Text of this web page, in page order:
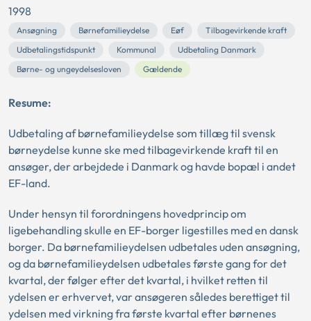
1998
Ansøgning Børnefamilieydelse Eøf
Tilbagevirkende kraft
Udbetalingstidspunkt
Kommunal
Udbetaling Danmark
Børne- og ungeydelsesloven
Gældende
Resume:
Udbetaling af børnefamilieydelse som tillæg til svensk
børneydelse kunne ske med tilbagevirkende kraft til en
ansøger, der arbejdede i Danmark og havde bopæl i andet
EF-land.
Under hensyn til forordningens hovedprincip om
ligebehandling skulle en EF-borger ligestilles med en dansk
borger. Da børnefamilieydelsen udbetales uden ansøgning,
og da børnefamilieydelsen udbetales første gang for det
kvartal, der følger efter det kvartal, i hvilket retten til
ydelsen er erhvervet, var ansøgeren således berettiget til
ydelsen med virkning fra første kvartal efter børnenes